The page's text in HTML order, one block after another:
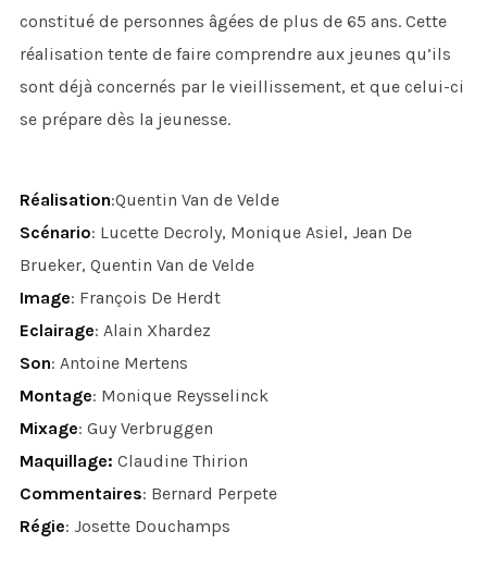
constitué de personnes âgées de plus de 65 ans. Cette
réalisation tente de faire comprendre aux jeunes qu’ils
sont déjà concernés par le vieillissement, et que celui-ci
se prépare dès la jeunesse.
Réalisation:Quentin Van de Velde
Scénario: Lucette Decroly, Monique Asiel, Jean De
Brueker, Quentin Van de Velde
Image: François De Herdt
Eclairage: Alain Xhardez
Son: Antoine Mertens
Montage: Monique Reysselinck
Mixage: Guy Verbruggen
Maquillage: Claudine Thirion
Commentaires: Bernard Perpete
Régie: Josette Douchamps